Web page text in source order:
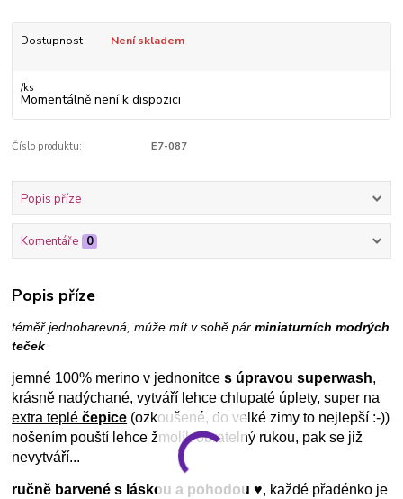
Dostupnost Není skladem
/ks
Momentálně není k dispozici
Číslo produktu: E7-087
Popis příze
Komentáře 0
Popis příze
téměř jednobarevná, může mít v sobě párminiaturních modrých
teček
jemné 100% merino v jednonitces úpravou superwash,
krásně nadýchané, vytváří lehce chlupaté úplety,super na
extra tepléčepice (ozkoušené, do velké zimy to nejlepší :-))
nošením pouští lehce žmolík obratelný rukou, pak se již
nevytváří...
ručně barvené s láskou a pohodou ♥, každé přadénko je